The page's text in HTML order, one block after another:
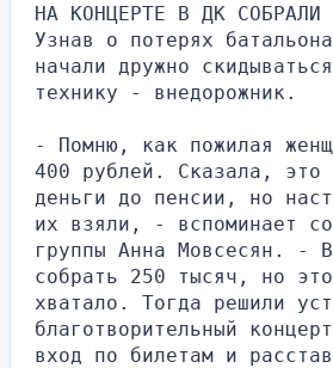
НА КОНЦЕРТЕ В ДК СОБРАЛИ
Узнав о потерях
начали дружно
технику - внедорожник.
- Помню, как пожилая
400 рублей. Сказала, это
деньги до пенсии, но
их взяли, - вспоминает
группы Анна Мовсесян. -
собрать 250 тысяч, но
хватало. Тогда решили
благотворительный
вход по билетам и